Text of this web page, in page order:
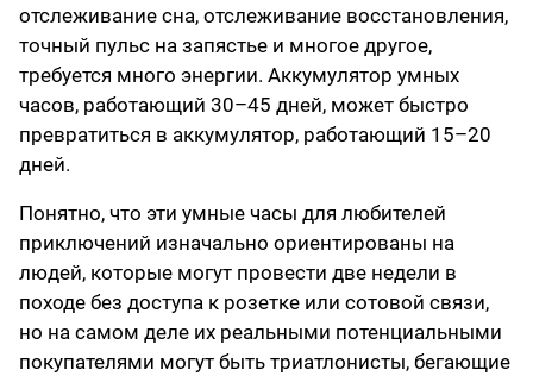
отслеживание сна, отслеживание восстановления,
точный пульс на запястье и многое другое,
требуется много энергии. Аккумулятор умных
часов, работающий 30–45 дней, может быстро
превратиться в аккумулятор, работающий 15–20
дней.
Понятно, что эти умные часы для любителей
приключений изначально ориентированы на
людей, которые могут провести две недели в
походе без доступа к розетке или сотовой связи,
но на самом деле их реальными потенциальными
покупателями могут быть триатлонисты, бегающие